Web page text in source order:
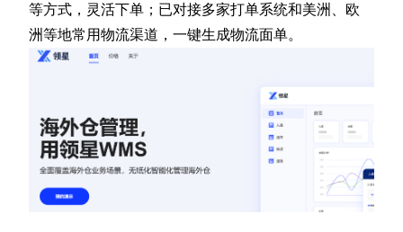
等方式，灵活下单；已对接多家打单系统和美洲、欧
洲等地常用物流渠道，一键生成物流面单。